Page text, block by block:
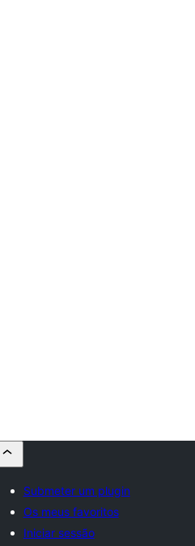
Submeter um plugin
Os meus favoritos
Iniciar sessão